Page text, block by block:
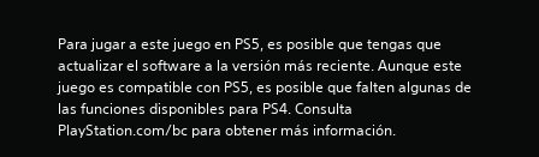
l
a
Para jugar a este juego en PS5, es posible que tengas que
actualizar el software a la versión más reciente. Aunque este
juego es compatible con PS5, es posible que falten algunas de
las funciones disponibles para PS4. Consulta
PlayStation.com/bc para obtener más información.